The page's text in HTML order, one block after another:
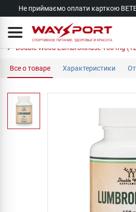
Не приймаємо оплати карткою
Double Wood Lumbrokinase 150 mg
Все о товаре Характеристики